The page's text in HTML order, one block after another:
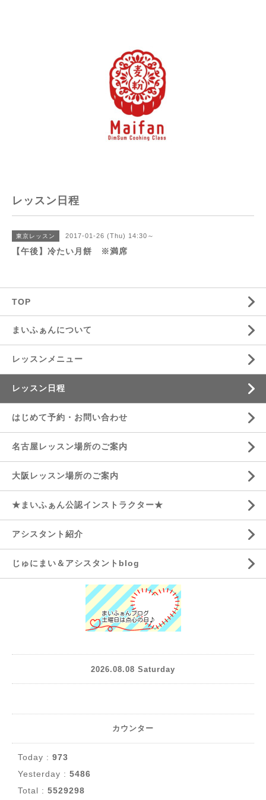
レッスン日程
東京レッスン 2017-01-26 (Thu) 14:30～
【午後】冷たい月餅 ※満席
TOP
まいふぁんについて
レッスンメニュー
レッスン日程
はじめて予約・お問い合わせ
名古屋レッスン場所のご案内
大阪レッスン場所のご案内
★まいふぁん公認インストラクター★
アシスタント紹介
じゅにまい＆アシスタントblog
2026.08.08 Saturday
カウンター
Today : 973
Yesterday : 5486
Total : 5529298